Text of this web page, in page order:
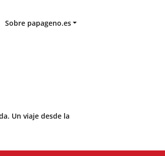
Sobre papageno.es
Un viaje desde la